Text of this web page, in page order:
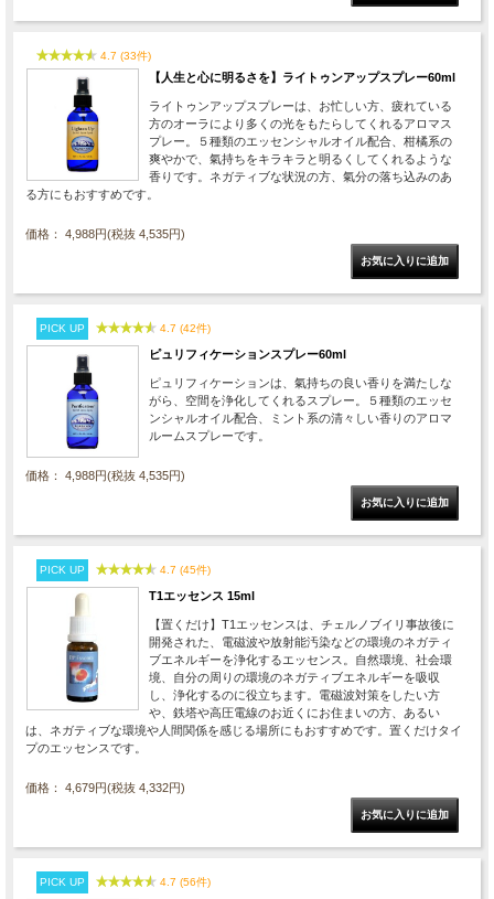
4.7 (33件)
【人生と心に明るさを】ライトゥンアップスプレー60ml
ライトゥンアップスプレーは、お忙しい方、疲れている
方のオーラにより多くの光をもたらしてくれるアロマス
プレー。５種類のエッセンシャルオイル配合、柑橘系の
爽やかで、氣持ちをキラキラと明るくしてくれるような
香りです。ネガティブな状況の方、氣分の落ち込みのあ
る方にもおすすめです。
価格： 4,988円(税抜 4,535円)
PICK UP 4.7 (42件)
ピュリフィケーションスプレー60ml
ピュリフィケーションは、氣持ちの良い香りを満たしな
がら、空間を浄化してくれるスプレー。５種類のエッセ
ンシャルオイル配合、ミント系の清々しい香りのアロマ
ルームスプレーです。
価格： 4,988円(税抜 4,535円)
PICK UP 4.7 (45件)
T1エッセンス 15ml
【置くだけ】T1エッセンスは、チェルノブイリ事故後に
開発された、電磁波や放射能汚染などの環境のネガティ
ブエネルギーを浄化するエッセンス。自然環境、社会環
境、自分の周りの環境のネガティブエネルギーを吸収
し、浄化するのに役立ちます。電磁波対策をしたい方
や、鉄塔や高圧電線のお近くにお住まいの方、あるい
は、ネガティブな環境や人間関係を感じる場所にもおすすめです。置くだけタイ
プのエッセンスです。
価格： 4,679円(税抜 4,332円)
PICK UP 4.7 (56件)